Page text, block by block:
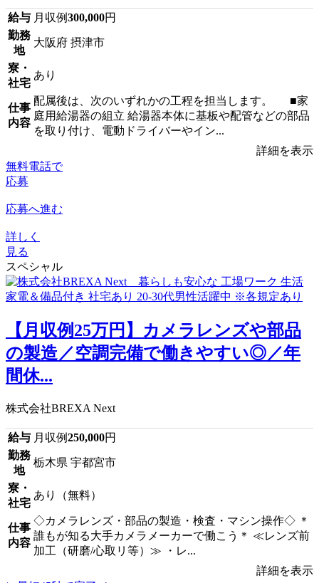
給与 月収例300,000円
勤務
地
大阪府 摂津市
寮・
社宅
あり
仕事
内容
配属後は、次のいずれかの工程を担当します。 ■家
庭用給湯器の組立 給湯器本体に基板や配管などの部品
を取り付け、電動ドライバーやイン...
詳細を表示
無料電話で
応募
応募へ進む
詳しく
見る
スペシャル
【月収例25万円】カメラレンズや部品
の製造／空調完備で働きやすい◎／年
間休...
株式会社BREXA Next
給与 月収例250,000円
勤務
地
栃木県 宇都宮市
寮・
社宅
あり（無料）
仕事
内容
◇カメラレンズ・部品の製造・検査・マシン操作◇ ＊
誰もが知る大手カメラメーカーで働こう＊ ≪レンズ前
加工（研磨/心取リ等）≫ ・レ...
詳細を表示